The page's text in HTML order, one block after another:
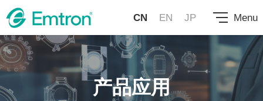
CN EN JP Menu
产品应用